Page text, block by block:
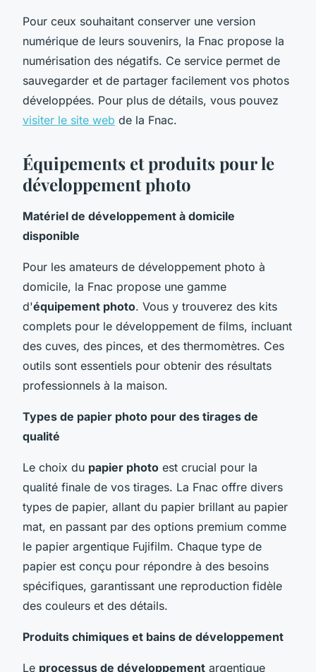
Pour ceux souhaitant conserver une version
numérique de leurs souvenirs, la Fnac propose la
numérisation des négatifs. Ce service permet de
sauvegarder et de partager facilement vos photos
développées. Pour plus de détails, vous pouvez
visiter le site web de la Fnac.
Équipements et produits pour le
développement photo
Matériel de développement à domicile
disponible
Pour les amateurs de développement photo à
domicile, la Fnac propose une gamme
d'équipement photo. Vous y trouverez des kits
complets pour le développement de films, incluant
des cuves, des pinces, et des thermomètres. Ces
outils sont essentiels pour obtenir des résultats
professionnels à la maison.
Types de papier photo pour des tirages de
qualité
Le choix du papier photo est crucial pour la
qualité finale de vos tirages. La Fnac offre divers
types de papier, allant du papier brillant au papier
mat, en passant par des options premium comme
le papier argentique Fujifilm. Chaque type de
papier est conçu pour répondre à des besoins
spécifiques, garantissant une reproduction fidèle
des couleurs et des détails.
Produits chimiques et bains de développement
Le processus de développement argentique